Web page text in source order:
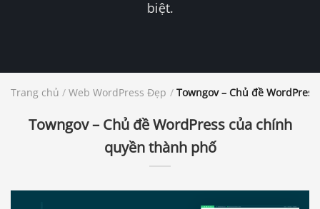
biệt.
Trang chủ / Web WordPress Đẹp / Towngov – Chủ đề
Towngov – Chủ đề WordPress của chính
quyền thành phố